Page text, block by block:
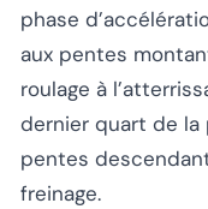
phase
aux pentes
roulage à
dernier quart de la
pentes
freinage.